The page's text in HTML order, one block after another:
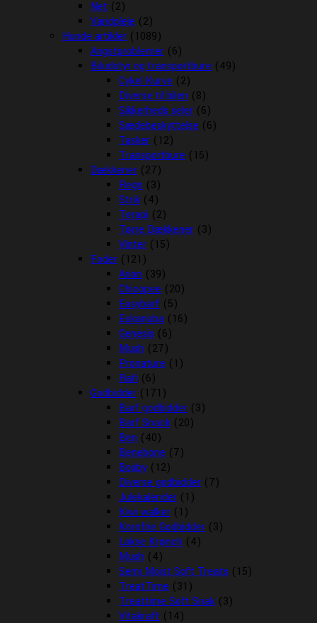
Net (2)
Vandpleje (2)
Hunde artikler (1089)
Angstproblemer (6)
Biludstyr og transportbure (49)
Cykel Kurve (2)
Diverse til bilen (8)
Sikkerheds seler (6)
Sædebeskyttelse (6)
Tasker (12)
Transportbure (15)
Dækkener (27)
Regn (3)
Strik (4)
Terapi (2)
Tørre Dækkener (3)
Vinter (15)
Foder (121)
Arion (39)
Chicopee (20)
Easybarf (5)
Eukanuba (16)
Genesis (6)
Mush (27)
Pronature (1)
Rafi (6)
Godbidder (171)
Barf godbidder (3)
Barf Snack (20)
Ben (40)
Benebone (7)
Boxby (12)
Diverse godbidder (7)
Julekalender (1)
Kiwi walker (1)
Kornfrie Godbidder (3)
Lakse Krønch (4)
Mush (4)
Semi Moist Soft Treats (15)
TreatTime (31)
Treattime Soft Snak (3)
Vitakraft (14)